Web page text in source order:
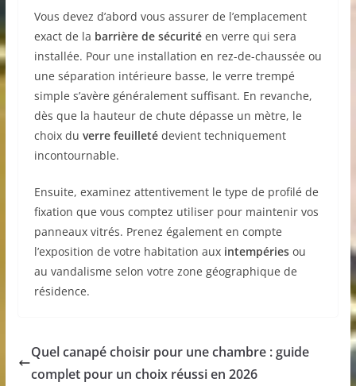
Vous devez d’abord vous assurer de l’emplacement
exact de la barrière de sécuritéen verre qui sera
installée. Pour une installation en rez-de-chaussée ou
une séparation intérieure basse, le verre trempé
simple s’avère généralement suffisant. En revanche,
dès que la hauteur de chute dépasse un mètre, le
choix du verre feuilletédevient techniquement
incontournable.
Ensuite, examinez attentivement le type de profilé de
fixation que vous comptez utiliser pour maintenir vos
panneaux vitrés. Prenez également en compte
l’exposition de votre habitation aux intempériesou
au vandalisme selon votre zone géographique de
résidence.
Quel canapé choisir pour une chambre : guide
complet pour un choix réussi en 2026